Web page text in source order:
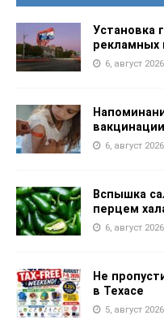
Установка
рекламных
6, август 2026
6, август 2026
Вспышка
перцем
6, август 2026
Не
в Техасе
5, август 2026